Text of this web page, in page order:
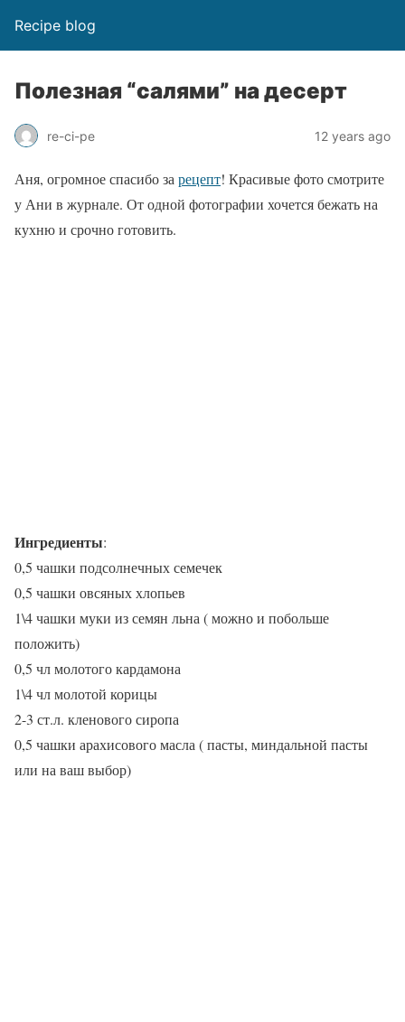
Recipe blog
Полезная “салями” на десерт
re-ci-pe 12 years ago
Аня, огромное спасибо за рецепт! Красивые фото смотрите
у Ани в журнале. От одной фотографии хочется бежать на
кухню и срочно готовить.
Ингредиенты:
0,5 чашки подсолнечных семечек
0,5 чашки овсяных хлопьев
1\4 чашки муки из семян льна ( можно и побольше
положить)
0,5 чл молотого кардамона
1\4 чл молотой корицы
2-3 ст.л. кленового сиропа
0,5 чашки арахисового масла ( пасты, миндальной пасты
или на ваш выбор)